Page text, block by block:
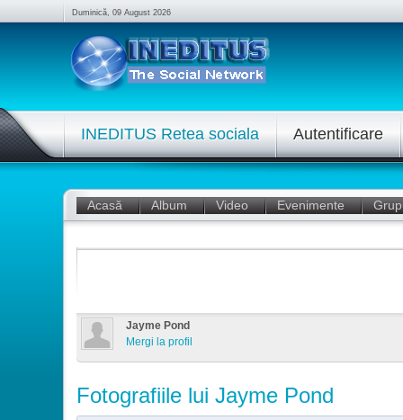
Duminică, 09 August 2026
INEDITUS Retea sociala Autentificare
Acasă Album Video Evenimente
Jayme Pond
Mergi la profil
Fotografiile lui Jayme Pond